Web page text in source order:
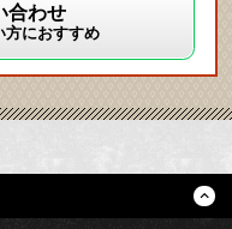
合わせ
方におすすめ